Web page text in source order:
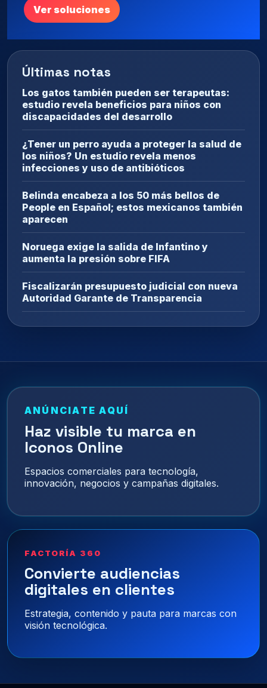
Ver soluciones
Últimas notas
Los gatos también pueden ser terapeutas:
estudio revela beneficios para niños con
discapacidades del desarrollo
¿Tener un perro ayuda a proteger la salud de
los niños? Un estudio revela menos
infecciones y uso de antibióticos
Belinda encabeza a los 50 más bellos de
People en Español; estos mexicanos también
aparecen
Noruega exige la salida de Infantino y
aumenta la presión sobre FIFA
Fiscalizarán presupuesto judicial con nueva
Autoridad Garante de Transparencia
ANÚNCIATE AQUÍ
Haz visible tu marca en
Iconos Online
Espacios comerciales para tecnología,
innovación, negocios y campañas digitales.
FACTORÍA 360
Convierte audiencias
digitales en clientes
Estrategia, contenido y pauta para marcas con
visión tecnológica.